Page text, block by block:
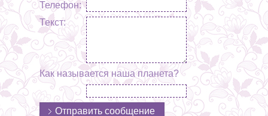
Телефон:
Текст:
Как называется наша планета?